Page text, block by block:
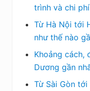
trình và chi phí
Từ Hà Nội tới
như thế nào
Khoảng cách,
Dương gần
Từ Sài Gòn